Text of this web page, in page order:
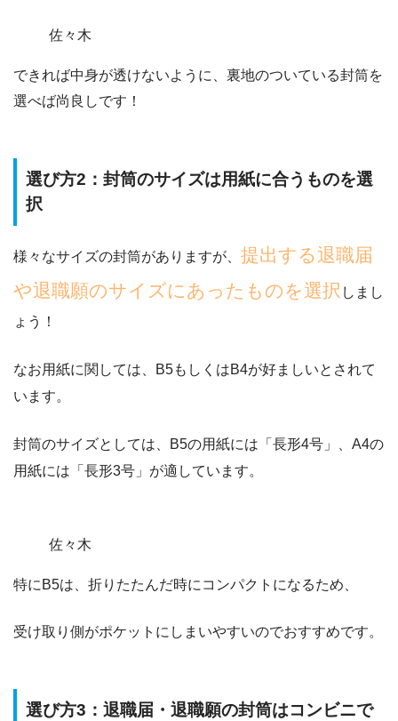
佐々木
できれば中身が透けないように、 裏地のついている封筒を
選べば尚良しです！
選び方2：封筒のサイズは用紙に合うものを選
択
様々なサイズの封筒がありますが、 提出する退職届
や退職願のサイズにあったものを選択 しまし
ょう！
なお用紙に関しては、B5もしくはB4が好ましいとされて
います。
封筒のサイズとしては、 B5の用紙には「長形4号」
A4の
用紙には「長形3号」 が適しています。
佐々木
特にB5は、折りたたんだ時にコンパクトになるため、
受け取り側がポケットにしまいやすいのでおすすめです。
選び方3：退職届・退職願の封筒はコンビニで